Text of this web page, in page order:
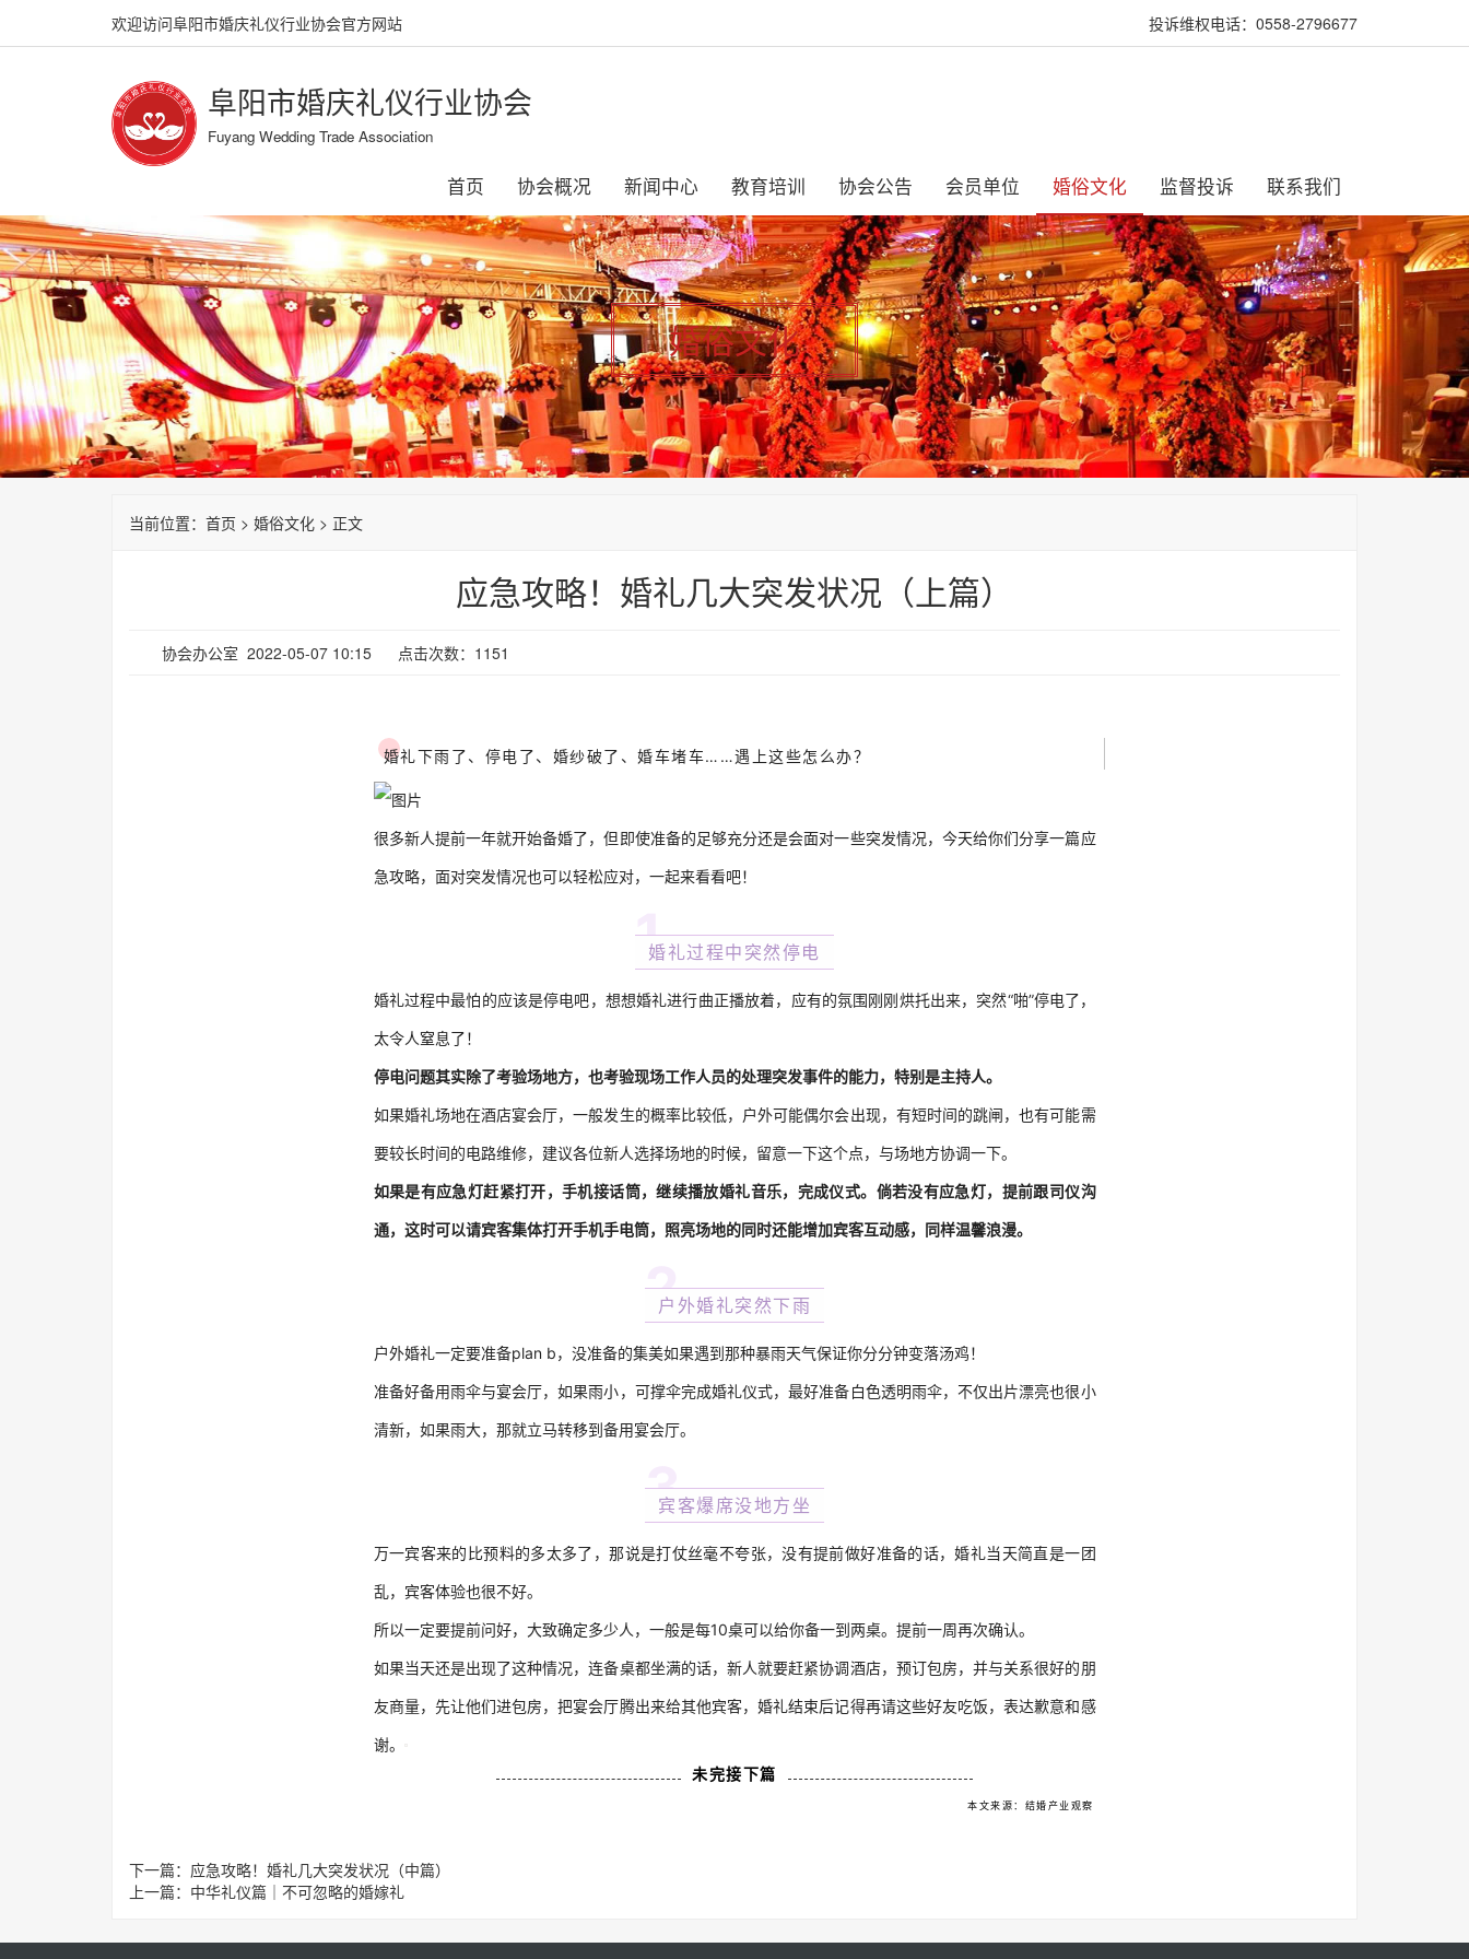
欢迎访问阜阳市婚庆礼仪行业协会官方网站 投诉维权电话：0558-2796677
阜阳市婚庆礼仪行业协会
Fuyang Wedding Trade Association
首页 协会概况 新闻中心 教育培训 协会公告 会员单位 婚俗文化 监督投诉 联系我们
婚俗文化
当前位置： 首页 > 婚俗文化 > 正文
应急攻略！婚礼几大突发状况（上篇）
协会办公室 2022-05-07 10:15 点击次数：1151
婚礼下雨了、停电了、婚纱破了、婚车堵车……遇上这些怎么办？
很多新人提前一年就开始备婚了，但即使准备的足够充分还是会面对一些突发情况，今天给你们分享一篇应
急攻略，面对突发情况也可以轻松应对，一起来看看吧！
1婚礼过程中突然停电
婚礼过程中最怕的应该是停电吧，想想婚礼进行曲正播放着，应有的氛围刚刚烘托出来，突然“啪”停电了，
太令人窒息了！
停电问题其实除了考验场地方，也考验现场工作人员的处理突发事件的能力，特别是主持人。
如果婚礼场地在酒店宴会厅，一般发生的概率比较低，户外可能偶尔会出现，有短时间的跳闸，也有可能需
要较长时间的电路维修，建议各位新人选择场地的时候，留意一下这个点，与场地方协调一下。
如果是有应急灯赶紧打开，手机接话筒，继续播放婚礼音乐，完成仪式。倘若没有应急灯，提前跟司仪沟
通，这时可以请宾客集体打开手机手电筒，照亮场地的同时还能增加宾客互动感，同样温馨浪漫。
2
户外婚礼突然下雨
户外婚礼一定要准备plan b，没准备的集美如果遇到那种暴雨天气保证你分分钟变落汤鸡！
准备好备用雨伞与宴会厅，如果雨小，可撑伞完成婚礼仪式，最好准备白色透明雨伞，不仅出片漂亮也很小
清新，如果雨大，那就立马转移到备用宴会厅。
3
宾客爆席没地方坐
万一宾客来的比预料的多太多了，那说是打仗丝毫不夸张，没有提前做好准备的话，婚礼当天简直是一团
乱，宾客体验也很不好。
所以一定要提前问好，大致确定多少人，一般是每10桌可以给你备一到两桌。提前一周再次确认。
如果当天还是出现了这种情况，连备桌都坐满的话，新人就要赶紧协调酒店，预订包房，并与关系很好的朋
友商量，先让他们进包房，把宴会厅腾出来给其他宾客，婚礼结束后记得再请这些好友吃饭，表达歉意和感
谢。
未完接下篇
本文来源：结婚产业观察
下一篇： 应急攻略！婚礼几大突发状况（中篇）
上一篇： 中华礼仪篇｜不可忽略的婚嫁礼